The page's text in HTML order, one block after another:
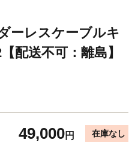
ーレスケーブルキ
配送不可：離島】
49,000円 在庫なし